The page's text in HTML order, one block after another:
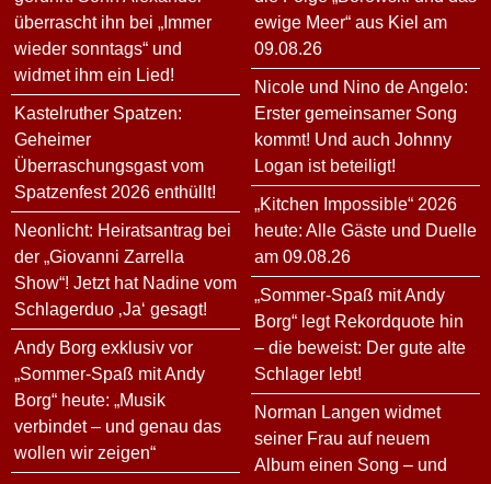
überrascht ihn bei „Immer
wieder sonntags“ und
widmet ihm ein Lied!
Kastelruther Spatzen:
Geheimer
Überraschungsgast vom
Spatzenfest 2026 enthüllt!
Neonlicht: Heiratsantrag bei
der „Giovanni Zarrella
Show“! Jetzt hat Nadine vom
Schlagerduo ‚Ja‘ gesagt!
Andy Borg exklusiv vor
„Sommer-Spaß mit Andy
Borg“ heute: „Musik
verbindet – und genau das
wollen wir zeigen“
ewige Meer“ aus Kiel am
09.08.26
Nicole und Nino de Angelo:
Erster gemeinsamer Song
kommt! Und auch Johnny
Logan ist beteiligt!
„Kitchen Impossible“ 2026
heute: Alle Gäste und Duelle
am 09.08.26
„Sommer-Spaß mit Andy
Borg“ legt Rekordquote hin
– die beweist: Der gute alte
Schlager lebt!
Norman Langen widmet
seiner Frau auf neuem
Album einen Song – und